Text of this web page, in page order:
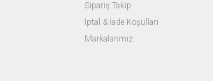
Sipariş Takip
İptal & İade Koşulları
Markalarımız